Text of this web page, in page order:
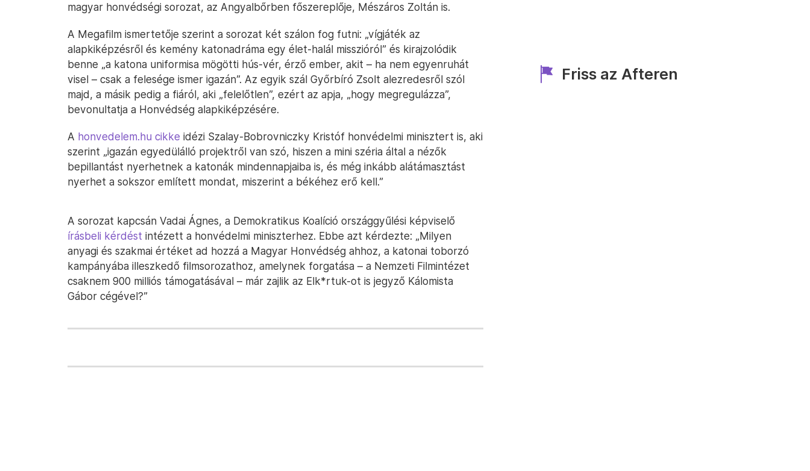
magyar honvédségi sorozat, az Angyalbőrben főszereplője, Mészáros Zoltán is.
A Megafilm ismertetője szerint a sorozat két szálon fog futni: „vígjáték az
alapkiképzésről és kemény katonadráma egy élet-halál misszióról” és kirajzolódik
benne „a katona uniformisa mögötti hús-vér, érző ember, akit – ha nem egyenruhát
visel – csak a felesége ismer igazán”. Az egyik szál Győrbíró Zsolt alezredesről szól
majd, a másik pedig a fiáról, aki „felelőtlen”, ezért az apja, „hogy megregulázza”,
bevonultatja a Honvédség alapkiképzésére.
A honvedelem.hu cikke idézi Szalay-Bobrovniczky Kristóf honvédelmi minisztert is, aki
szerint „igazán egyedülálló projektről van szó, hiszen a mini széria által a nézők
bepillantást nyerhetnek a katonák mindennapjaiba is, és még inkább alátámasztást
nyerhet a sokszor említett mondat, miszerint a békéhez erő kell.”
A sorozat kapcsán Vadai Ágnes, a Demokratikus Koalíció országgyűlési képviselő
írásbeli kérdést intézett a honvédelmi miniszterhez. Ebbe azt kérdezte: „Milyen
anyagi és szakmai értéket ad hozzá a Magyar Honvédség ahhoz, a katonai toborzó
kampányába illeszkedő filmsorozathoz, amelynek forgatása – a Nemzeti Filmintézet
csaknem 900 milliós támogatásával – már zajlik az Elk*rtuk-ot is jegyző Kálomista
Gábor cégével?”
Friss az Afteren